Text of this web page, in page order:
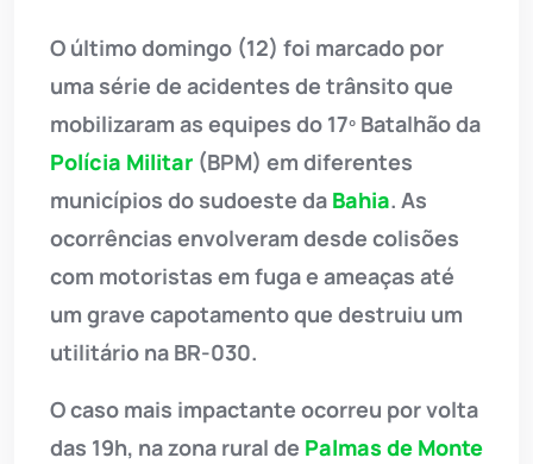
O último domingo (12) foi marcado por
uma série de acidentes de trânsito que
mobilizaram as equipes do 17º Batalhão da
Polícia Militar (BPM) em diferentes
municípios do sudoeste da Bahia. As
ocorrências envolveram desde colisões
com motoristas em fuga e ameaças até
um grave capotamento que destruiu um
utilitário na BR-030.
O caso mais impactante ocorreu por volta
das 19h, na zona rural de Palmas de Monte